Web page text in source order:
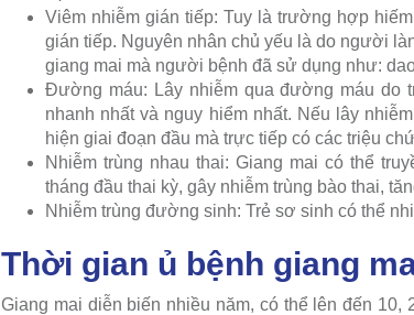
Viêm nhiễm gián tiếp: Tuy là trường hợp
gián tiếp. Nguyên nhân chủ yếu là do người
giang mai mà người bệnh đã sử dụng như:
Đường máu: Lây nhiễm qua đường máu do
nhanh nhất và nguy hiểm nhất. Nếu lây
hiện giai đoạn đầu mà trực tiếp có các triệu
Nhiễm trùng nhau thai: Giang mai có thể
tháng đầu thai kỳ, gây nhiễm trùng bào thai,
Nhiễm trùng đường sinh: Trẻ sơ sinh có thể
Thời gian ủ bệnh giang
Giang mai diễn biến nhiều năm, có thể lên đến